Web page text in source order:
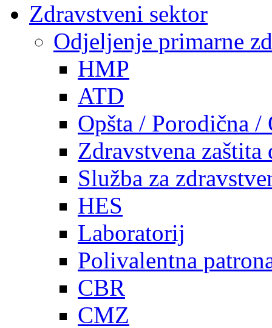
Zdravstveni sektor
Odjeljenje primarne
HMP
ATD
Opšta / Porodična
Zdravstvena zaštita
Služba za
HES
Laboratorij
Polivalentna
CBR
CMZ